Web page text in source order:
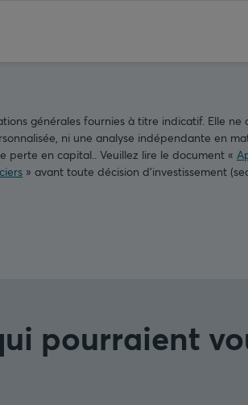
générales fournies à titre indicatif. Elle ne
ni une analyse indépendante en
perte en capital.. Veuillez lire le document «
» avant toute décision d’investissement
pourraient